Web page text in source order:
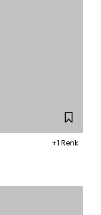
+1 Renk